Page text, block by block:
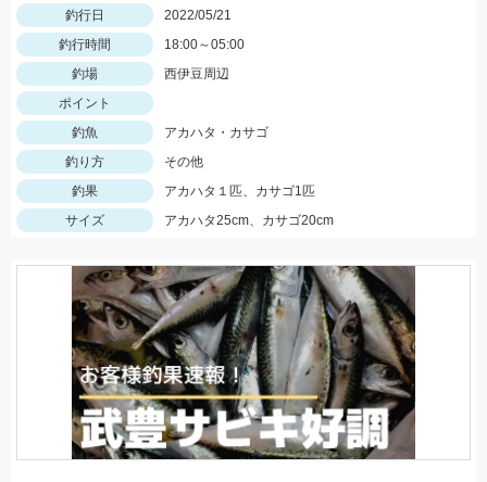
釣行日
2022/05/21
釣行時間
18:00～05:00
釣場
西伊豆周辺
ポイント
釣魚
アカハタ・カサゴ
釣り方
その他
釣果
アカハタ１匹、カサゴ1匹
サイズ
アカハタ25cm、カサゴ20cm